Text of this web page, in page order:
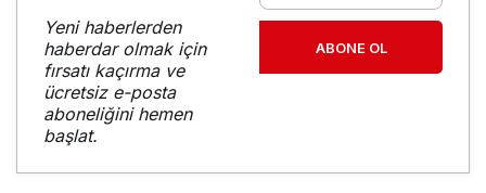
Yeni haberlerden
haberdar olmak için
fırsatı kaçırma ve
ücretsiz e-posta
aboneliğini hemen
başlat.
ABONE OL